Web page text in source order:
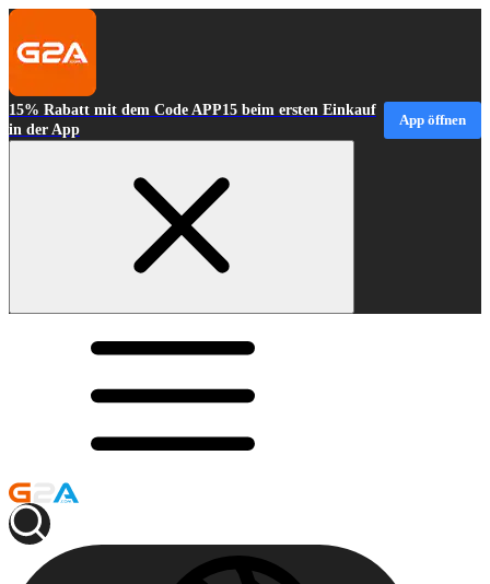
15% Rabatt mit dem Code APP15 beim ersten Einkauf
in der App
App öffnen